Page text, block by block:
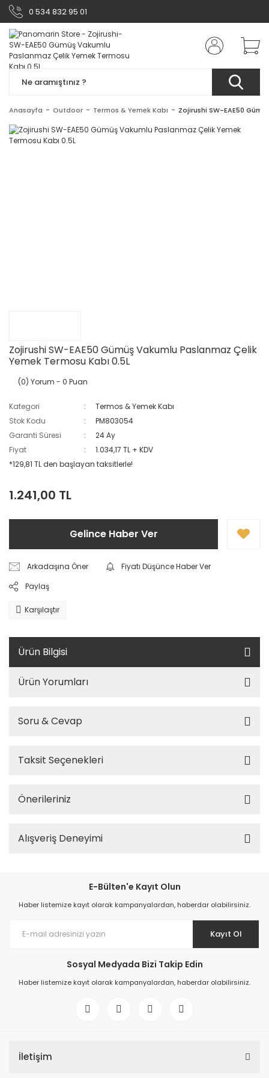
0 534 832 95 01
Anasayfa Outdoor Termos & Yemek Kabı Zojirushi SW-EAE50
Zojirushi SW-EAE50 Gümüş Vakumlu Paslanmaz Çelik
Yemek Termosu Kabı 0.5L
(0) Yorum - 0 Puan
Kategori
Termos & Yemek Kabı
Stok Kodu
PM803054
Garanti Süresi
24 Ay
Fiyat
1.034,17 TL + KDV
*129,81 TL den başlayan taksitlerle!
1.241,00 TL
Gelince Haber Ver
Arkadaşına Öner
Fiyatı Düşünce Haber Ver
Paylaş
Karşılaştır
Ürün Bilgisi
Ürün Yorumları
Soru & Cevap
Taksit Seçenekleri
Önerileriniz
Alışveriş Deneyimi
E-Bülten'e Kayıt Olun
Haber listemize kayıt olarak kampanyalardan, haberdar olabilirsiniz.
Kayıt Ol
Sosyal Medyada Bizi Takip Edin
Haber listemize kayıt olarak kampanyalardan, haberdar olabilirsiniz.
İletişim